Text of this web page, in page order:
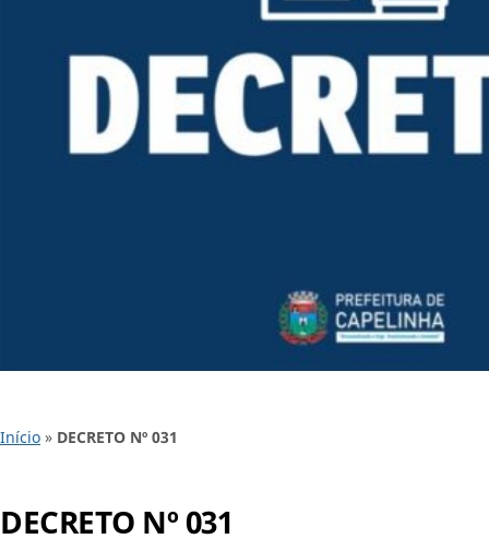
Início » DECRETO Nº 031
DECRETO Nº 031